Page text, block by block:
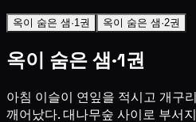
옥이 숨은 샘·1권 옥이 숨은 샘·2권
옥이 숨은 샘·1권
아침 이슬이 연잎을 적시고 개구
깨어났다. 대나무숲 사이로 부서